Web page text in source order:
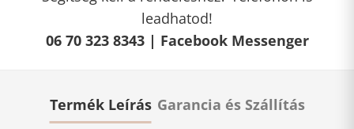
leadhatod!
06 70 323 8343 | Facebook Messenger
Termék Leírás Garancia és Szállítás